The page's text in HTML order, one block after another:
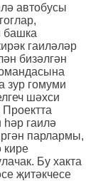
автобусы
башка
гаиләләр
бизәлгән
зур гомуми
шәхси
гаилә
парлармы,
кире
Бу хакта
җитәкчесе